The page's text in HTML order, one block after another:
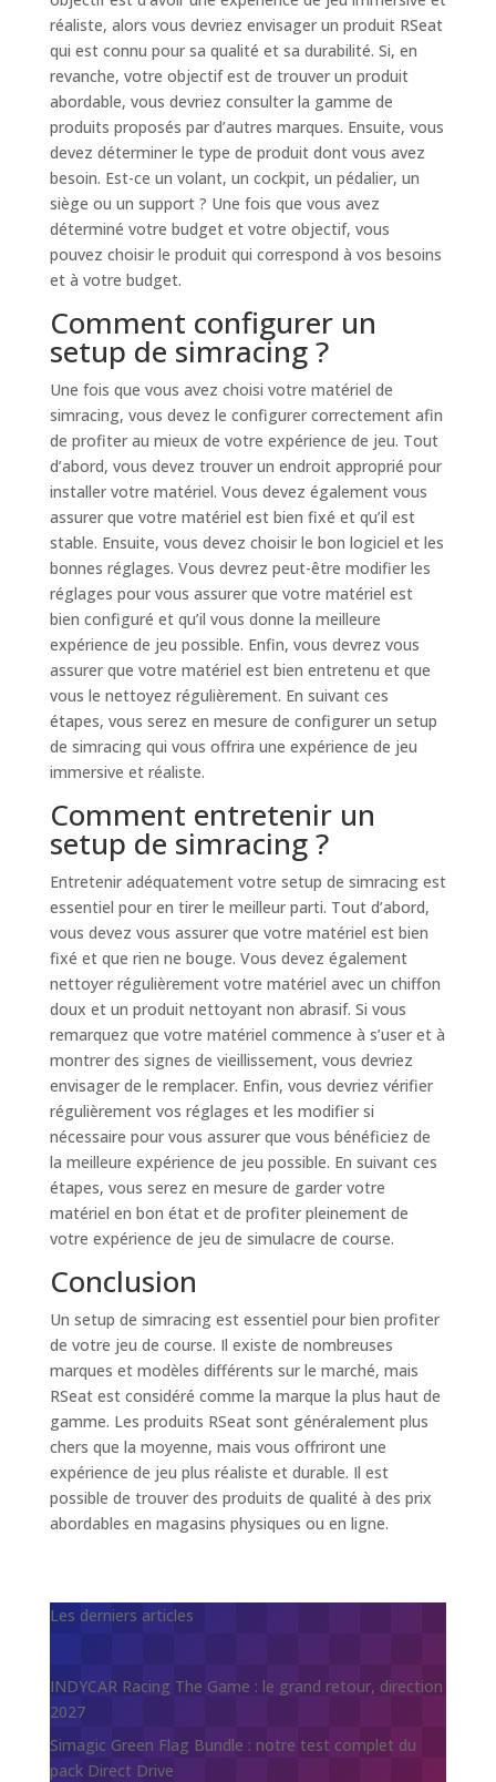
réaliste, alors vous devriez envisager un produit RSeat
qui est connu pour sa qualité et sa durabilité. Si, en
revanche, votre objectif est de trouver un produit
abordable, vous devriez consulter la gamme de
produits proposés par d’autres marques. Ensuite, vous
devez déterminer le type de produit dont vous avez
besoin. Est-ce un volant, un cockpit, un pédalier, un
siège ou un support ? Une fois que vous avez
déterminé votre budget et votre objectif, vous
pouvez choisir le produit qui correspond à vos besoins
et à votre budget.
Comment configurer un
setup de simracing ?
Une fois que vous avez choisi votre matériel de
simracing, vous devez le configurer correctement afin
de profiter au mieux de votre expérience de jeu. Tout
d’abord, vous devez trouver un endroit approprié pour
installer votre matériel. Vous devez également vous
assurer que votre matériel est bien fixé et qu’il est
stable. Ensuite, vous devez choisir le bon logiciel et les
bonnes réglages. Vous devrez peut-être modifier les
réglages pour vous assurer que votre matériel est
bien configuré et qu’il vous donne la meilleure
expérience de jeu possible. Enfin, vous devrez vous
assurer que votre matériel est bien entretenu et que
vous le nettoyez régulièrement. En suivant ces
étapes, vous serez en mesure de configurer un setup
de simracing qui vous offrira une expérience de jeu
immersive et réaliste.
Comment entretenir un
setup de simracing ?
Entretenir adéquatement votre setup de simracing est
essentiel pour en tirer le meilleur parti. Tout d’abord,
vous devez vous assurer que votre matériel est bien
fixé et que rien ne bouge. Vous devez également
nettoyer régulièrement votre matériel avec un chiffon
doux et un produit nettoyant non abrasif. Si vous
remarquez que votre matériel commence à s’user et à
montrer des signes de vieillissement, vous devriez
envisager de le remplacer. Enfin, vous devriez vérifier
régulièrement vos réglages et les modifier si
nécessaire pour vous assurer que vous bénéficiez de
la meilleure expérience de jeu possible. En suivant ces
étapes, vous serez en mesure de garder votre
matériel en bon état et de profiter pleinement de
votre expérience de jeu de simulacre de course.
Conclusion
Un setup de simracing est essentiel pour bien profiter
de votre jeu de course. Il existe de nombreuses
marques et modèles différents sur le marché, mais
RSeat est considéré comme la marque la plus haut de
gamme. Les produits RSeat sont généralement plus
chers que la moyenne, mais vous offriront une
expérience de jeu plus réaliste et durable. Il est
possible de trouver des produits de qualité à des prix
abordables en magasins physiques ou en ligne.
Les derniers articles
INDYCAR Racing The Game : le grand retour, direction
2027
Simagic Green Flag Bundle : notre test complet du
pack Direct Drive